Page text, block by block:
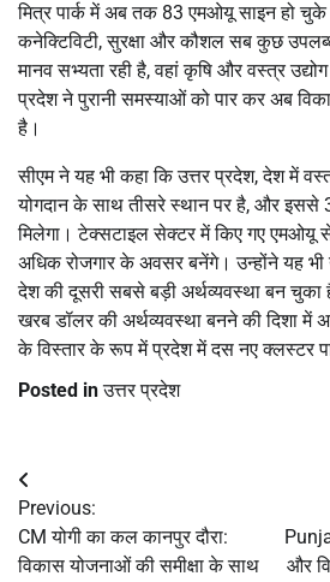
मित्र पार्क में अब तक 83 एमओयू साइन हो
कनेक्टिविटी, सुरक्षा और कौशल सब कुछ
मानव सभ्यता रही है, वहां कृषि और वस्त्र
प्रदेश ने पुरानी समस्याओं को पार कर अब
है।
सीएम ने यह भी कहा कि उत्तर प्रदेश, देश में
योगदान के साथ तीसरे स्थान पर है, और इससे
मिलेगा। टेक्सटाइल सेक्टर में किए गए एमओयू
अधिक रोजगार के अवसर बनेंगे। उन्होंने यह
देश की दूसरी सबसे बड़ी अर्थव्यवस्था बन
खरब डॉलर की अर्थव्यवस्था बनने की दिशा में
के विस्तार के रूप में प्रदेश में दस नए क्लस्टर
Posted inउत्तर प्रदेश
Post
navigation
Previous:
CM योगी का कल कानपुर दौरा:
विकास योजनाओं की समीक्षा के साथ
और